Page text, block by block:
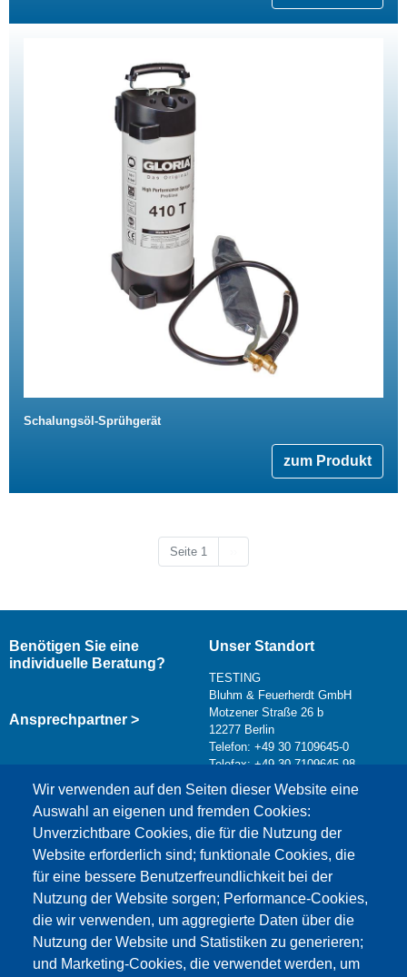
Schalungsöl-Sprühgerät
zum Produkt
Seite 1
Wir verwenden auf den Seiten dieser Website eine
Auswahl an eigenen und fremden Cookies:
Unverzichtbare Cookies, die für die Nutzung der
Website erforderlich sind; funktionale Cookies, die
für eine bessere Benutzerfreundlichkeit bei der
Nutzung der Website sorgen; Performance-Cookies,
die wir verwenden, um aggregierte Daten über die
Nutzung der Website und Statistiken zu generieren;
und Marketing-Cookies, die verwendet werden, um
Benötigen Sie eine
individuelle Beratung?
Ansprechpartner >
Unser Standort
TESTING
Bluhm & Feuerherdt GmbH
Motzener Straße 26 b
12277 Berlin
Telefon: +49 30 7109645-0
Telefax: +49 30 7109645-98
info@testing.de
Dieser Inhalt ist blockiert, da die Google Maps
Cookies nicht akzeptiert wurden.